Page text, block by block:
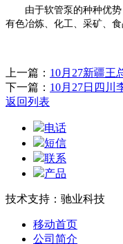
由于软管泵 的种种优
有色冶炼、化工、采矿、
上一篇： 10月27新疆王
下一篇： 10月27日四川
返回列表
电话
短信
联系
产品
技术支持：驰业科技
移动首页
公司简介